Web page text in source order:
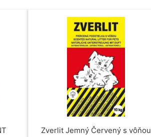
Zverlit Jemný Červený s vôňou